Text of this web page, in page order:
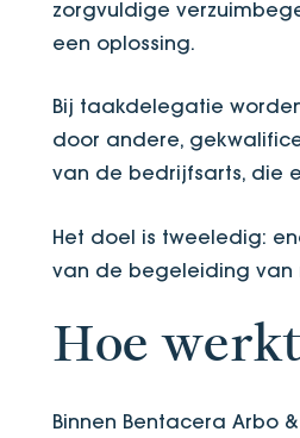
zorgvuldige
een oplossing.
Bij taakdelegatie
door andere,
van de bedrijfsarts, die
Het doel is tweeledig:
van de begeleiding van
Hoe
Binnen Bentacera Arbo